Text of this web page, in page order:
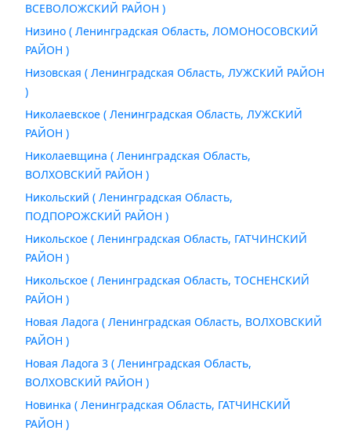
ВСЕВОЛОЖСКИЙ РАЙОН )
Низино ( Ленинградская Область, ЛОМОНОСОВСКИЙ
РАЙОН )
Низовская ( Ленинградская Область, ЛУЖСКИЙ РАЙОН
)
Николаевское ( Ленинградская Область, ЛУЖСКИЙ
РАЙОН )
Николаевщина ( Ленинградская Область,
ВОЛХОВСКИЙ РАЙОН )
Никольский ( Ленинградская Область,
ПОДПОРОЖСКИЙ РАЙОН )
Никольское ( Ленинградская Область, ГАТЧИНСКИЙ
РАЙОН )
Никольское ( Ленинградская Область, ТОСНЕНСКИЙ
РАЙОН )
Новая Ладога ( Ленинградская Область, ВОЛХОВСКИЙ
РАЙОН )
Новая Ладога 3 ( Ленинградская Область,
ВОЛХОВСКИЙ РАЙОН )
Новинка ( Ленинградская Область, ГАТЧИНСКИЙ
РАЙОН )